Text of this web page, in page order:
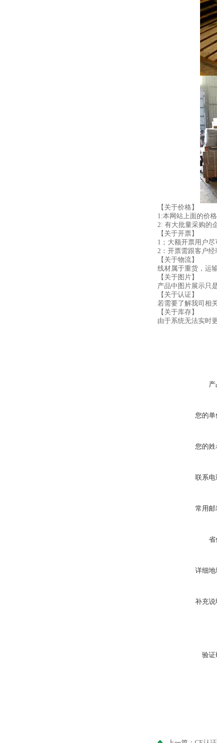
【关于价格】
1:本网站上面的价
2: 有大批量采购的
【关于开票】
1；大额开票用户
2：开票需跟客户
【关于物流】
线材属于重货，运
【关于图片】
产品中图片展示只
【关于认证】
若需要了解我司相
【关于库存】
由于系统无法实时
您的单
您的姓
联系电
常用邮
省
详细地
补充说
验证